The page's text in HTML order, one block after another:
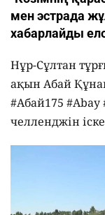
мен эстрада
хабарлайды
Нұр-Сұлтан
ақын Абай
#Абай175
челленджін